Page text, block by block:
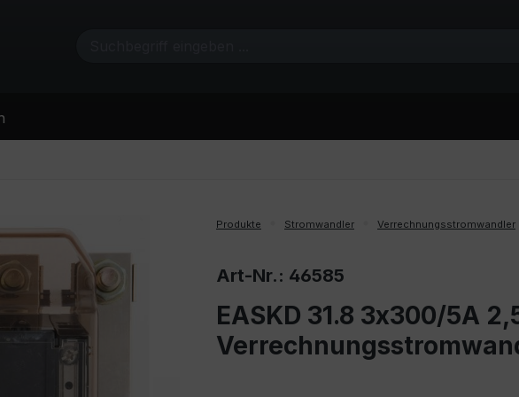
Produkte Stromwandler Verrechnungsstromwandler
Art-Nr.: 46585
EASKD 31.8 3x300/5A